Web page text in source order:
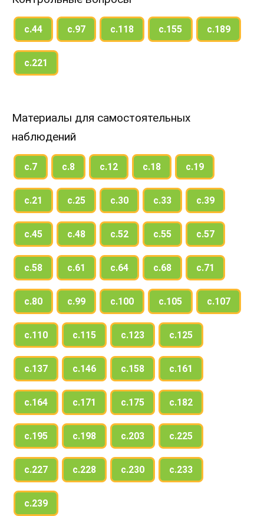
с.44 с.97 с.118 с.155 с.189
с.221
Материалы для самостоятельных
наблюдений
с.7 с.8 с.12 с.18 с.19
с.21 с.25 с.30 с.33 с.39
с.45 с.48 с.52 с.55 с.57
с.58 с.61 с.64 с.68 с.71
с.80 с.99 с.100 с.105 с.107
с.110 с.115 с.123 с.125
с.137 с.146 с.158 с.161
с.164 с.171 с.175 с.182
с.195 с.198 с.203 с.225
с.227 с.228 с.230 с.233
с.239